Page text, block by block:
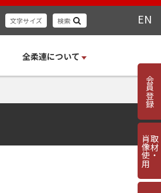
文字サイズ 検索 EN
全柔連について
会員登録
取材・
肖像使用